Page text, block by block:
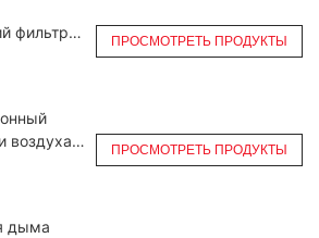
фильтр
вытяжки
ПРОСМОТРЕТЬ ПРОДУКТЫ
воздуха,
ПРОСМОТРЕТЬ ПРОДУКТЫ
дыма